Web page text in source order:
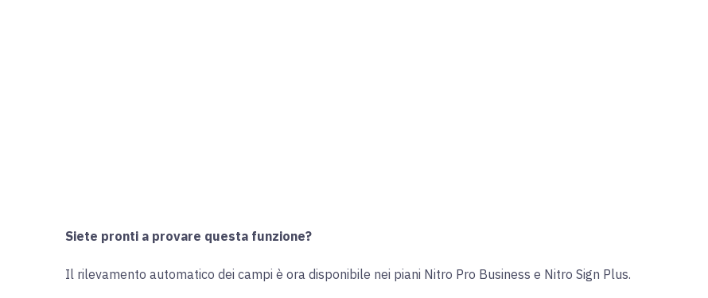
Siete pronti a provare questa funzione?
Il rilevamento automatico dei campi è ora disponibile nei piani Nitro Pro Business e Nitro Sign Plus.